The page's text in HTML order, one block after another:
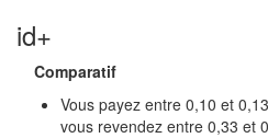
id+
Comparatif
Vous payez entre 0,10 et
vous revendez entre 0,33 et